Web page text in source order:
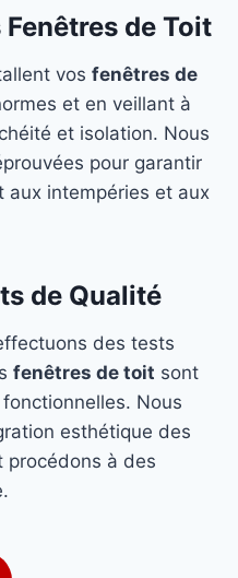
de Toit
vos fenêtres de
et en veillant à
et isolation. Nous
pour garantir
aux intempéries et aux
de Qualité
des tests
fenêtres de toit sont
Nous
esthétique des
à des